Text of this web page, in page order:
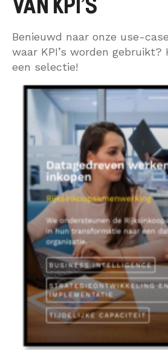
VAN KPI’S
Benieuwd naar onze use-
waar KPI’s worden gebruikt?
een selectie!